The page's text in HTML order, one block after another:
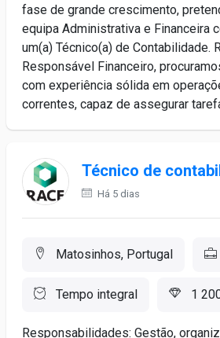
fase de grande crescimento,
equipa Administrativa e Financeira
um(a) Técnico(a) de Contabilidade.
Responsável Financeiro,
com experiência sólida em
correntes, capaz de assegurar
Técnico de
Há 5 dias
Matosinhos, Portugal
Tempo integral 1
Responsabilidades: Gestão,